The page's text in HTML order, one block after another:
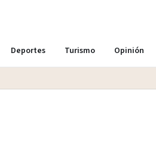
Deportes Turismo Opinión